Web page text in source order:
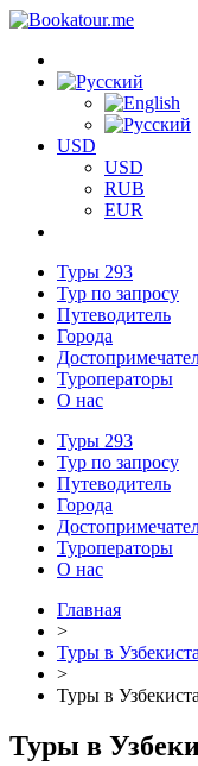
USD
USD
RUB
EUR
Туры 293
Тур по запросу
Путеводитель
Города
Туроператоры
О нас
Туры 293
Тур по запросу
Путеводитель
Города
Туроператоры
О нас
Главная
>
Туры в
>
Туры в
Туры в